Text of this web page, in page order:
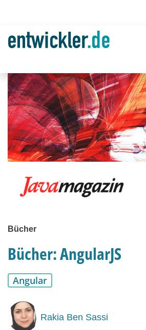
Bücher
Bücher: AngularJS
Angular
Rakia Ben Sassi